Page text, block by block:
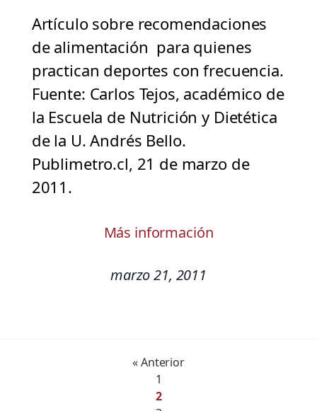
Artículo sobre recomendaciones
de alimentación para quienes
practican deportes con frecuencia.
Fuente: Carlos Tejos, académico de
la Escuela de Nutrición y Dietética
de la U. Andrés Bello.
Publimetro.cl, 21 de marzo de
2011.
Más información
marzo 21, 2011
« Anterior
1
2